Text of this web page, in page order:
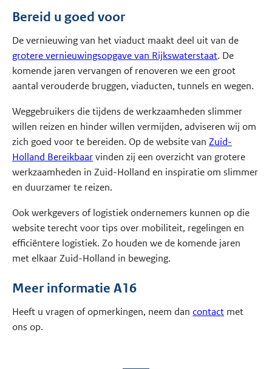
Bereid u goed voor
De vernieuwing van het viaduct maakt deel uit van de
grotere vernieuwingsopgave van Rijkswaterstaat. De
komende jaren vervangen of renoveren we een groot
aantal verouderde bruggen, viaducten, tunnels en wegen.
Weggebruikers die tijdens de werkzaamheden slimmer
willen reizen en hinder willen vermijden, adviseren wij om
zich goed voor te bereiden. Op de website vanZuid-
Holland Bereikbaarvinden zij een overzicht van grotere
werkzaamheden in Zuid-Holland en inspiratie om slimmer
en duurzamer te reizen.
Ook werkgevers of logistiek ondernemers kunnen op die
website terecht voor tips over mobiliteit, regelingen en
efficiëntere logistiek. Zo houden we de komende jaren
met elkaar Zuid-Holland in beweging.
Meer informatie A16
Heeft u vragen of opmerkingen, neem dancontact met
ons op.